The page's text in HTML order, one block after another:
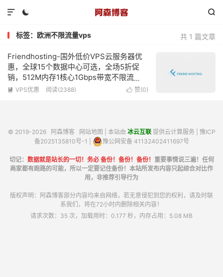
 

共 1 篇文章
标签：欧洲不限流量vps
Friendhosting-国外低价VPS云服务器优
惠，全球15个数据中心可选，全场5折促
销，512M内存1核心1Gbps带宽不限流
量，低至€1.74/月
 赞(0)
 VPS优惠 阅读(2388)
© 2019-2026 阿森博客 网站地图 | 本站由 冰云互联提供云计算服务 | 豫ICP
备2025135810号-1
豫公网安备 41132402411697号
切记： 数据就是站长的一切！务必 备份！备份！备份！ 重要事情说三遍！任何
商家都有跑路的可能，所以一定要记住备份！本站所发布内容只起综合对比作
用，非推荐引导行为
版权声明：阿森博客部分内容均来自网络，若无意侵犯到您的权利，请及时联
系我们，将在72小时内删除相关内容！
请求次数：35 次，加载用时：0.177 秒，内存占用：5.08 MB